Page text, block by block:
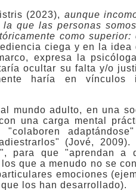
(2023), aunque
que las personas
como superior:
ciega y en la
expresa la
ocultar su falta y/o
haría en vínculos
mundo adulto, en una
una carga mental
(Jové,
para que "aprendan
que a menudo no se
emociones
los han desarrollado).